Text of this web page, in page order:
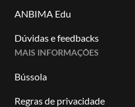
ANBIMA Edu
Dúvidas e feedbacks
MAIS INFORMAÇÕES
Bússola
Regras de privacidade